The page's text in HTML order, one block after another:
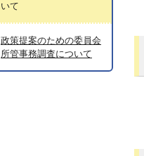
いて
政策提案のための委員会
所管事務調査について